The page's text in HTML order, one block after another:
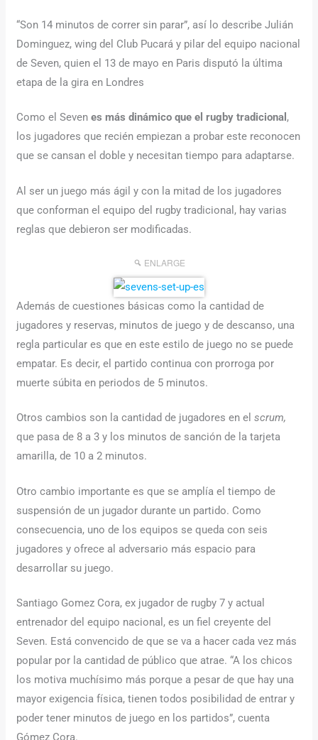
“Son 14 minutos de correr sin parar”, así lo describe Julián
Dominguez, wing del Club Pucará y pilar del equipo nacional
de Seven, quien el 13 de mayo en Paris disputó la última
etapa de la gira en Londres
Como el Sevenes más dinámico que el rugby tradicional ,
los jugadores que recién empiezan a probar este reconocen
que se cansan el doble y necesitan tiempo para adaptarse.
Al ser un juego más ágil y con la mitad de los jugadores
que conforman el equipo del rugby tradicional, hay varias
reglas que debieron ser modificadas.
ENLARGE
Además de cuestiones básicas como la cantidad de
jugadores y reservas, minutos de juego y de descanso, una
regla particular es que en este estilo de juego no se puede
empatar. Es decir, el partido continua con prorroga por
muerte súbita en periodos de 5 minutos.
Otros cambios son la cantidad de jugadores en el scrum,
que pasa de 8 a 3 y los minutos de sanción de la tarjeta
amarilla, de 10 a 2 minutos.
Otro cambio importante es que se amplía el tiempo de
suspensión de un jugador durante un partido. Como
consecuencia, uno de los equipos se queda con seis
jugadores y ofrece al adversario más espacio para
desarrollar su juego.
Santiago Gomez Cora, ex jugador de rugby 7 y actual
entrenador del equipo nacional, es un fiel creyente del
Seven. Está convencido de que se va a hacer cada vez más
popular por la cantidad de público que atrae. “A los chicos
los motiva muchísimo más porque a pesar de que hay una
mayor exigencia física, tienen todos posibilidad de entrar y
poder tener minutos de juego en los partidos”, cuenta
Gómez Cora.